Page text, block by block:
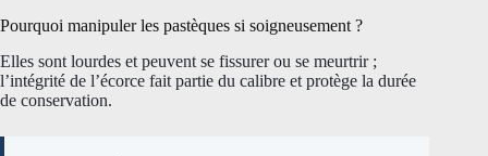
Pourquoi manipuler les pastèques si soigneusement ?
Elles sont lourdes et peuvent se fissurer ou se meurtrir ;
l’intégrité de l’écorce fait partie du calibre et protège la durée
de conservation.